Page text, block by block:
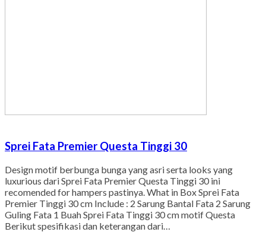
Sprei Fata Premier Questa Tinggi 30
Design motif berbunga bunga yang asri serta looks yang
luxurious dari Sprei Fata Premier Questa Tinggi 30 ini
recomended for hampers pastinya. What in Box Sprei Fata
Premier Tinggi 30 cm Include : 2 Sarung Bantal Fata 2 Sarung
Guling Fata 1 Buah Sprei Fata Tinggi 30 cm motif Questa
Berikut spesifikasi dan keterangan dari…